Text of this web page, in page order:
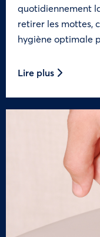
quotidiennement
retirer les mottes,
hygiène optimale
Lire plus